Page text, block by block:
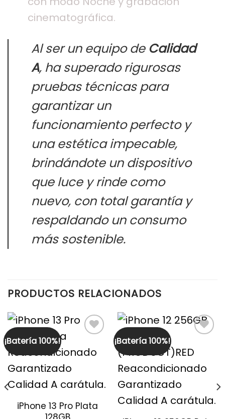
cinematográfica.
Al ser un equipo de Calidad
A, ha superado rigurosas
pruebas técnicas para
garantizar un
funcionamiento perfecto y
una estética impecable,
brindándote un dispositivo
que luce y rinde como
nuevo, con total garantía y
respaldando un consumo
más sostenible.
PRODUCTOS RELACIONADOS
¡Batería 100%!
iPhone 13 Pro Plata
¡Batería 100%!